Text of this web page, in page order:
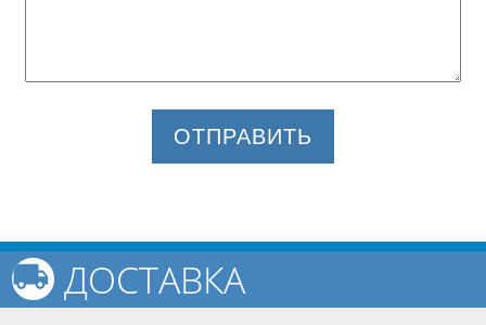
ОТПРАВИТЬ
ДОСТАВКА